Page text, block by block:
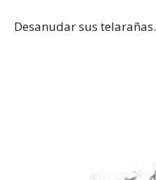
Desanudar sus telarañas.